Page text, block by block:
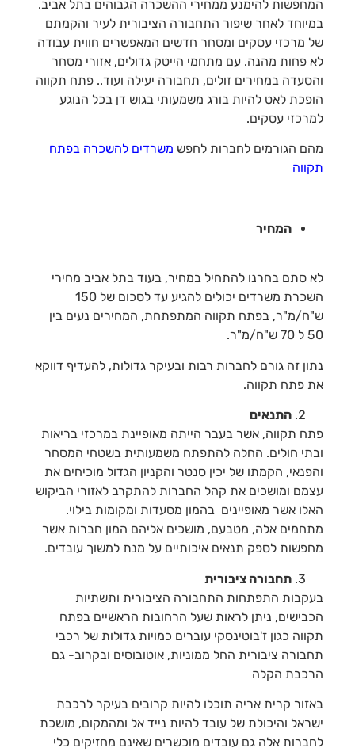
המחפשות להימנע ממחירי ההשכרה הגבוהים בתל אביב.
במיוחד לאחר שיפור התחבורה הציבורית לעיר והקמתם
של מרכזי עסקים ומסחר חדשים המאפשרים חווית עבודה
לא פחות מהנה. עם מתחמי הייטק גדולים, אזורי מסחר
והסעדה במחירים זולים, תחבורה יעילה ועוד.. פתח תקווה
הופכת לאט להיות בורג משמעותי בגוש דן בכל הנוגע
למרכזי עסקים.
מהם הגורמים לחברות לחפש משרדים להשכרה בפתח
תקווה
המחיר
לא סתם בחרנו להתחיל במחיר, בעוד בתל אביב מחירי
השכרת משרדים יכולים להגיע עד לסכום של 150
ש"ח/מ"ר, בפתח תקווה המתפתחת, המחירים נעים בין
50 ל 70 ש"ח/מ"ר.
נתון זה גורם לחברות רבות ובעיקר גדולות, להעדיף דווקא
את פתח תקווה.
התנאים
פתח תקווה, אשר בעבר הייתה מאופיינת במרכזי בריאות
ובתי חולים. החלה להתפתח משמעותית בשטחי המסחר
והפנאי, הקמתו של יכין סנטר והקניון הגדול מוכיחים את
עצמם ומושכים את קהל החברות להתקרב לאזורי הביקוש
האלו אשר מאופיינים בהמון מסעדות ומקומות בילוי.
מתחמים אלה, מטבעם, מושכים אליהם המון חברות אשר
מחפשות לספק תנאים איכותיים על מנת למשוך עובדים.
תחבורה ציבורית
בעקבות התפתחות התחבורה הציבורית ותשתיות
הכבישים, ניתן לראות שעל הרחובות הראשיים בפתח
תקווה כגון ז'בוטינסקי עוברים כמויות גדולות של רכבי
תחבורה ציבורית החל ממוניות, אוטובוסים ובקרוב- גם
הרכבת הקלה
באזור קרית אריה תוכלו להיות קרובים בעיקר לרכבת
ישראל והיכולת של עובד להיות נייד אל ומהמקום, מושכת
לחברות אלה גם עובדים מוכשרים שאינם מחזיקים כלי